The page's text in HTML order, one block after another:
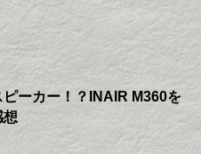
ーカー！？INAIR M360を
想